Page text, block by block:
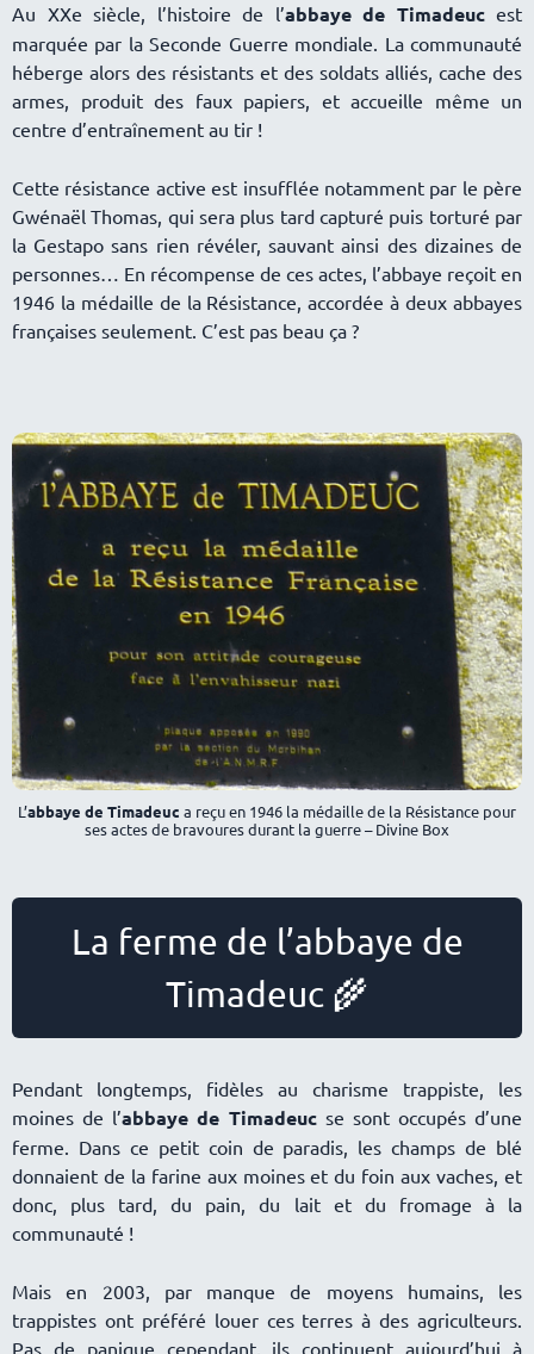
Au XXe siècle, l’histoire de l’abbaye de Timadeucest
marquée par la Seconde Guerre mondiale. La communauté
héberge alors des résistants et des soldats alliés, cache des
armes, produit des faux papiers, et accueille même un
centre d’entraînement au tir !
Cette résistance active est insufflée notamment par le père
Gwénaël Thomas, qui sera plus tard capturé puis torturé par
la Gestapo sans rien révéler, sauvant ainsi des dizaines de
personnes… En récompense de ces actes, l’abbaye reçoit en
1946 la médaille de la Résistance, accordée à deux abbayes
françaises seulement. C’est pas beau ça ?
L’abbaye de Timadeuc a reçu en 1946 la médaille de la Résistance pour
ses actes de bravoures durant la guerre – Divine Box
La ferme de l’abbaye de
Timadeuc 🌾
Pendant longtemps, fidèles au charisme trappiste, les
moines de l’abbaye de Timadeucse sont occupés d’une
ferme. Dans ce petit coin de paradis, les champs de blé
donnaient de la farine aux moines et du foin aux vaches, et
donc, plus tard, du pain, du lait et du fromage à la
communauté !
Mais en 2003, par manque de moyens humains, les
trappistes ont préféré louer ces terres à des agriculteurs.
Pas de panique cependant, ils continuent aujourd’hui à